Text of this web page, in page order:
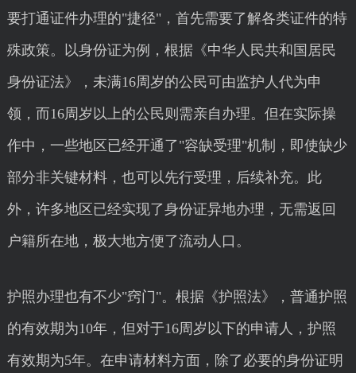
要打通证件办理的"捷径"，首先需要了解各类证件的特
殊政策。以身份证为例，根据《中华人民共和国居民
身份证法》，未满16周岁的公民可由监护人代为申
领，而16周岁以上的公民则需亲自办理。但在实际操
作中，一些地区已经开通了"容缺受理"机制，即使缺少
部分非关键材料，也可以先行受理，后续补充。此
外，许多地区已经实现了身份证异地办理，无需返回
户籍所在地，极大地方便了流动人口。
护照办理也有不少"窍门"。根据《护照法》，普通护照
的有效期为10年，但对于16周岁以下的申请人，护照
有效期为5年。在申请材料方面，除了必要的身份证明